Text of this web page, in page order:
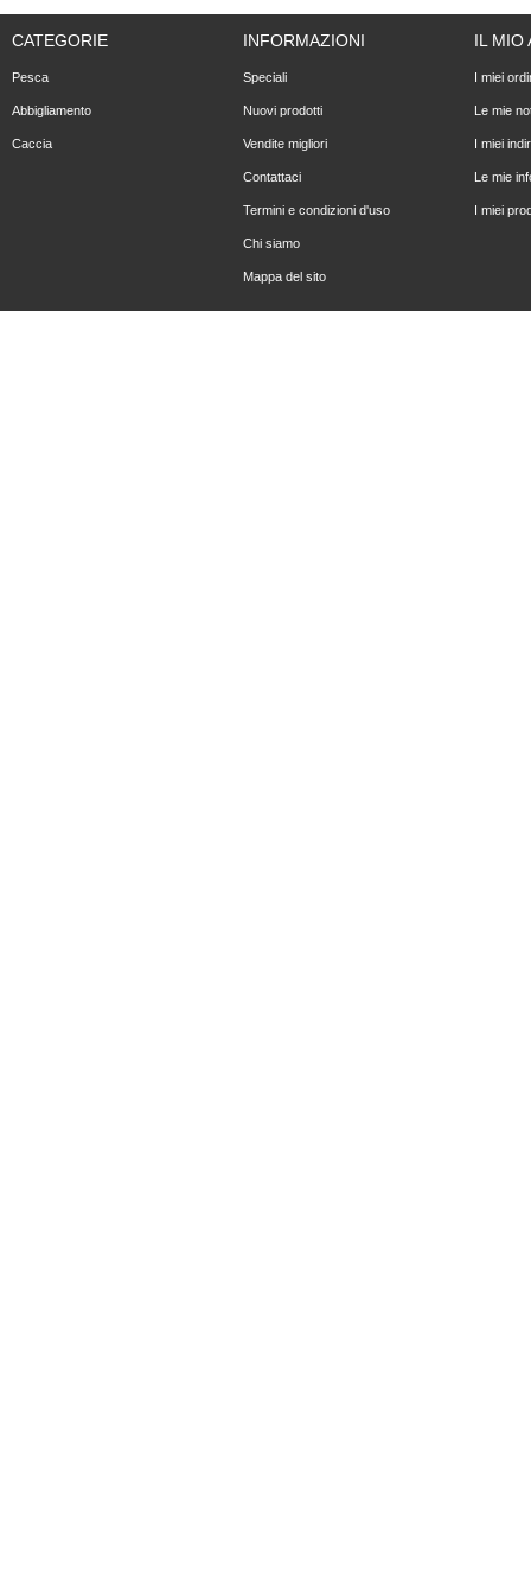
CATEGORIE
Pesca
Abbigliamento
Caccia
INFORMAZIONI
Speciali
Nuovi prodotti
Vendite migliori
Contattaci
Termini e condizioni d'uso
Chi siamo
Mappa del sito
IL MIO
I miei
Le mie
I miei
Le mie
I miei